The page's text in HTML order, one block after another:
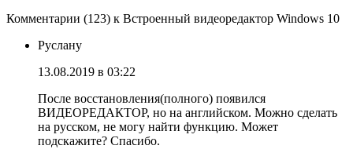
Комментарии (123) к Встроенный видеоредактор Windows 10
Руслану
13.08.2019 в 03:22
После восстановления(полного) появился
ВИДЕОРЕДАКТОР, но на английском. Можно сделать
на русском, не могу найти функцию. Может
подскажите? Спасибо.